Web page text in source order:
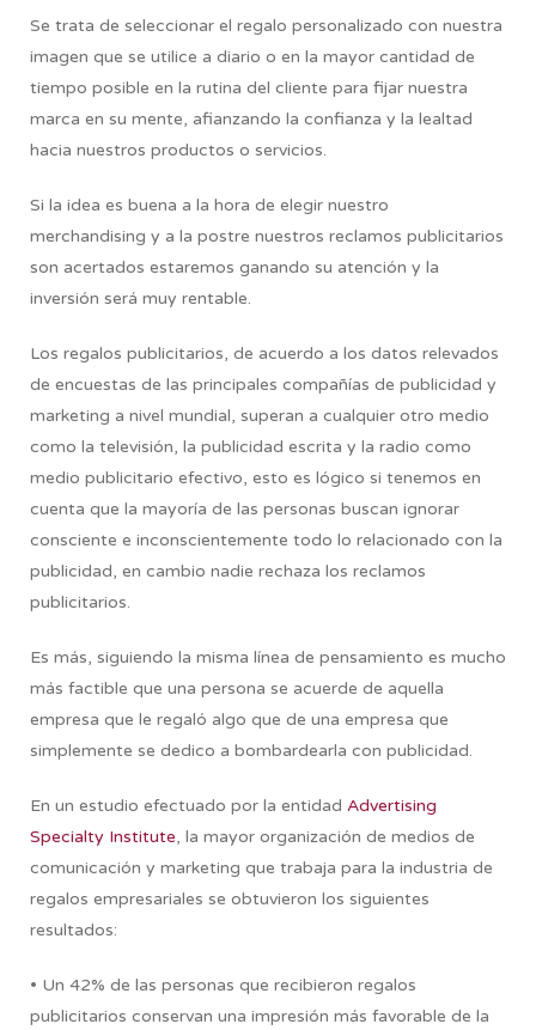
Se trata de seleccionar el regalo personalizado con nuestra
imagen que se utilice a diario o en la mayor cantidad de
tiempo posible en la rutina del cliente para fijar nuestra
marca en su mente, afianzando la confianza y la lealtad
hacia nuestros productos o servicios.
Si la idea es buena a la hora de elegir nuestro
merchandising y a la postre nuestros reclamos publicitarios
son acertados estaremos ganando su atención y la
inversión será muy rentable.
Los regalos publicitarios, de acuerdo a los datos relevados
de encuestas de las principales compañías de publicidad y
marketing a nivel mundial, superan a cualquier otro medio
como la televisión, la publicidad escrita y la radio como
medio publicitario efectivo, esto es lógico si tenemos en
cuenta que la mayoría de las personas buscan ignorar
consciente e inconscientemente todo lo relacionado con la
publicidad, en cambio nadie rechaza los reclamos
publicitarios.
Es más, siguiendo la misma línea de pensamiento es mucho
más factible que una persona se acuerde de aquella
empresa que le regaló algo que de una empresa que
simplemente se dedico a bombardearla con publicidad.
En un estudio efectuado por la entidad Advertising
Specialty Institute, la mayor organización de medios de
comunicación y marketing que trabaja para la industria de
regalos empresariales se obtuvieron los siguientes
resultados:
• Un 42% de las personas que recibieron regalos
publicitarios conservan una impresión más favorable de la